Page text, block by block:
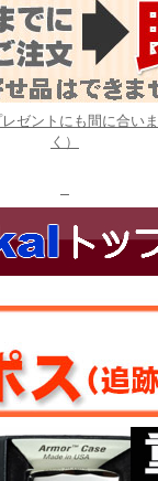
ゼントにも間に合い
く）